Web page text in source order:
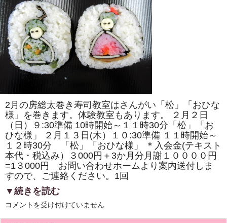
室
で
は
「満
開
の
桜」
「ド
ラ
風」
巻
き
ま
す。
体
験
教
室
も
あ
り
す。
2月の房総太巻き寿司教室はさんがい「松」「おひな
様」を巻きます。体験教室もあります。 ２月２日
（日）９:30準備 10時開始～１１時30分「松」「お
ひな様」 ２月１３日(木）１０:30準備 １１時開始～
１２時30分 「松」「おひな様」 ＊入会金(テキスト
本代・税込み）３000円＋3か月分月謝１００００円
=1３000円 お問い合わせホームより案内送付しま
すので、ご連絡ください。1回
▼続きを読む
２
の
コメントを受け付けていません